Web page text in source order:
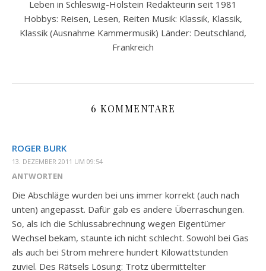
Leben in Schleswig-Holstein Redakteurin seit 1981
Hobbys: Reisen, Lesen, Reiten Musik: Klassik, Klassik,
Klassik (Ausnahme Kammermusik) Länder: Deutschland,
Frankreich
6 KOMMENTARE
ROGER BURK
13. DEZEMBER 2011 UM 09:54
ANTWORTEN
Die Abschläge wurden bei uns immer korrekt (auch nach
unten) angepasst. Dafür gab es andere Überraschungen.
So, als ich die Schlussabrechnung wegen Eigentümer
Wechsel bekam, staunte ich nicht schlecht. Sowohl bei Gas
als auch bei Strom mehrere hundert Kilowattstunden
zuviel. Des Rätsels Lösung: Trotz übermittelter